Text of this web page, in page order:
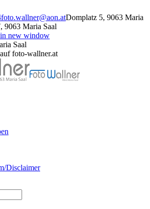
foto.wallner@aon.atDomplatz 5, 9063 Maria
9063 Maria Saal
in new window
Saal
foto-wallner.at
Disclaimer